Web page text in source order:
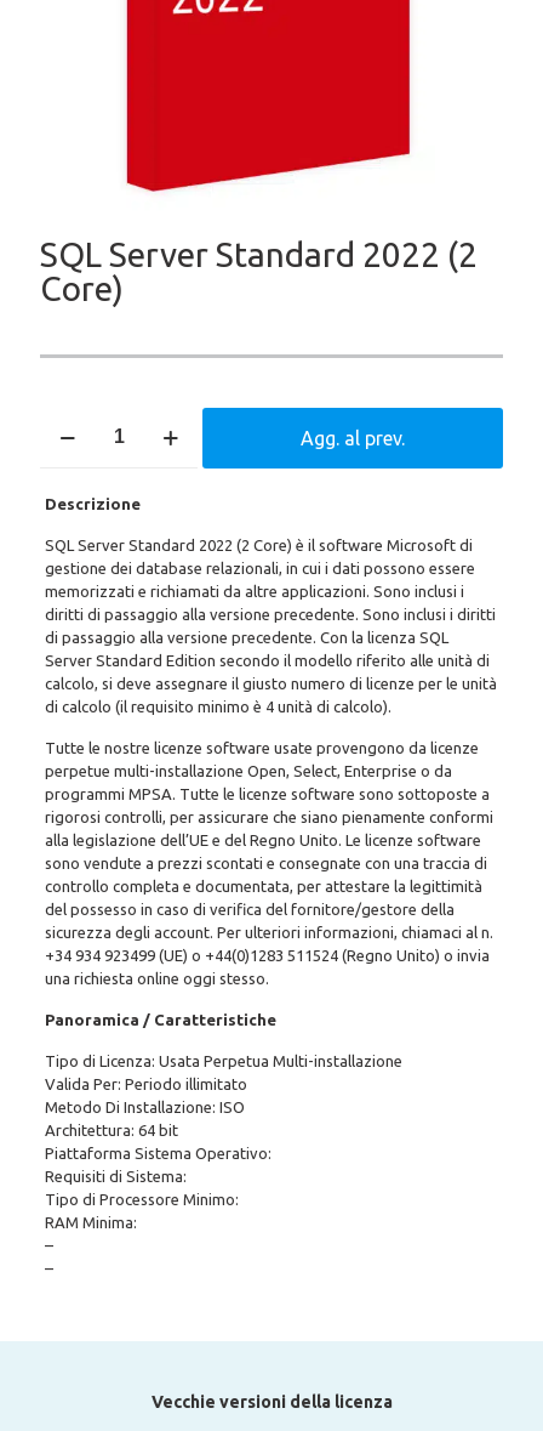
SQL Server Standard 2022 (2
Core)
Server
(2
quantità
Agg. al prev.
Descrizione
SQL Server Standard 2022 (2 Core) è il software Microsoft di
gestione dei database relazionali, in cui i dati possono essere
memorizzati e richiamati da altre applicazioni. Sono inclusi i
diritti di passaggio alla versione precedente. Sono inclusi i diritti
di passaggio alla versione precedente. Con la licenza SQL
Server Standard Edition secondo il modello riferito alle unità di
calcolo, si deve assegnare il giusto numero di licenze per le unità
di calcolo (il requisito minimo è 4 unità di calcolo).
Tutte le nostre licenze software usate provengono da licenze
perpetue multi-installazione Open, Select, Enterprise o da
programmi MPSA. Tutte le licenze software sono sottoposte a
rigorosi controlli, per assicurare che siano pienamente conformi
alla legislazione dell’UE e del Regno Unito. Le licenze software
sono vendute a prezzi scontati e consegnate con una traccia di
controllo completa e documentata, per attestare la legittimità
del possesso in caso di verifica del fornitore/gestore della
sicurezza degli account. Per ulteriori informazioni, chiamaci al n.
+34 934 923499(UE) o +44(0)1283 511524(Regno Unito) o invia
una richiesta online oggi stesso.
Panoramica / Caratteristiche
Tipo di Licenza: Usata Perpetua Multi-installazione
Valida Per: Periodo illimitato
Metodo Di Installazione: ISO
Architettura: 64 bit
Piattaforma Sistema Operativo:
Requisiti di Sistema:
Tipo di Processore Minimo:
RAM Minima:
–
–
Vecchie versioni della licenza